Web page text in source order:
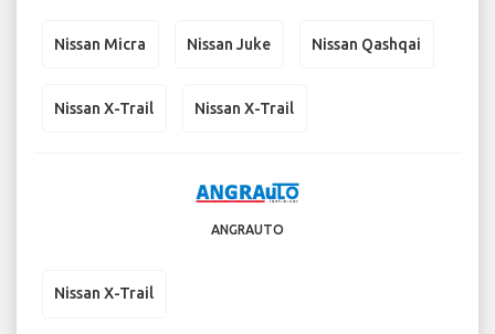
Nissan Micra Nissan Juke Nissan Qashqai
Nissan X-Trail Nissan X-Trail
ANGRAUTO
Nissan X-Trail